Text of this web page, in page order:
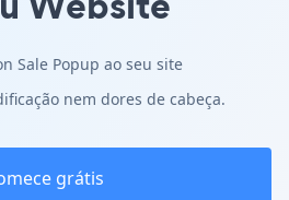
Sale Popup ao seu site
nem dores de cabeça.
grátis